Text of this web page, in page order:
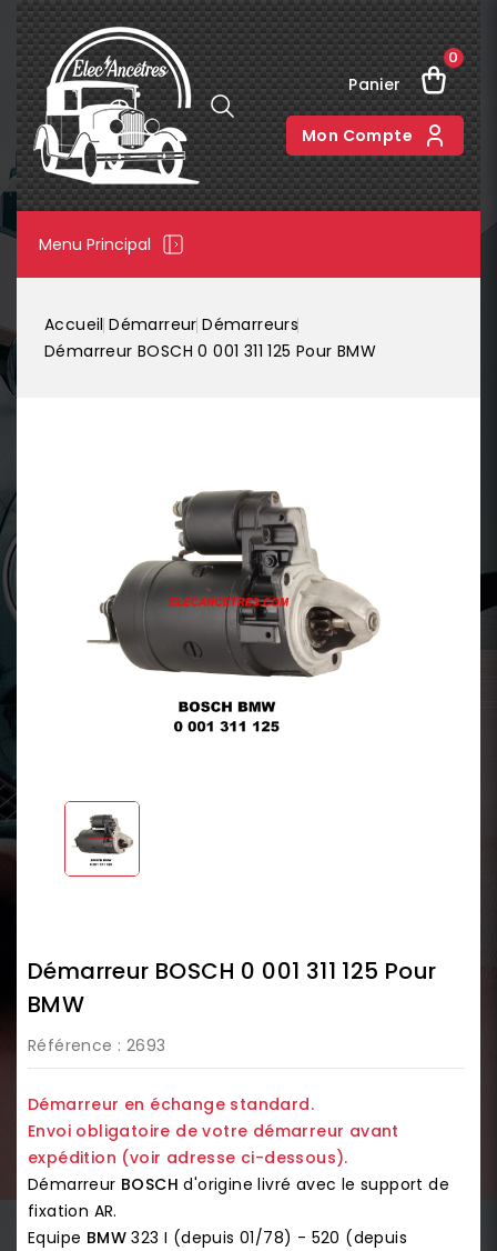
Panier
0
Mon Compte
Menu Principal
Accueil Démarreur Démarreurs
Démarreur BOSCH 0 001 311 125 Pour BMW
Démarreur BOSCH 0 001 311 125 Pour
BMW
Référence : 2693
Démarreur en échange standard.
Envoi obligatoire de votre démarreur avant
expédition (voir adresse ci-dessous).
Démarreur BOSCH d'origine livré avec le support de
fixation AR.
Equipe BMW 323 I (depuis 01/78) - 520 (depuis